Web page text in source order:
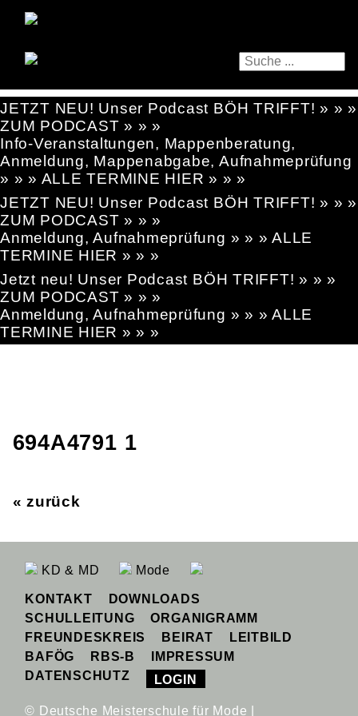
JETZT NEU! Unser Podcast BÖH TRIFFT! » » »
ZUM PODCAST » » »
Info-Veranstaltungen, Mappenberatung,
Anmeldung, Mappenabgabe, Aufnahmeprüfung
» » » ALLE TERMINE HIER » » »
JETZT NEU! Unser Podcast BÖH TRIFFT! » » »
ZUM PODCAST » » »
Anmeldung, Aufnahmeprüfung » » » ALLE
TERMINE HIER » » »
Jetzt neu! Unser Podcast BÖH TRIFFT! » » »
ZUM PODCAST » » »
Anmeldung, Aufnahmeprüfung » » » ALLE
TERMINE HIER » » »
694A4791 1
« zurück
KD & MD Mode
KONTAKT
DOWNLOADS
SCHULLEITUNG
ORGANIGRAMM
FREUNDESKREIS
BEIRAT
LEITBILD
BAFÖG
RBS-B
IMPRESSUM
DATENSCHUTZ
LOGIN
© Deutsche Meisterschule für Mode |